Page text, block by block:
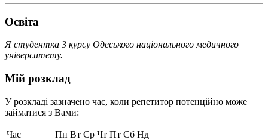
Освiта
Я студентка 3 курсу Одеського національного медичного
університету.
Мій розклад
У розкладі зазначено час, коли репетитор потенційно може
займатися з Вами:
Час Пн Вт Ср Чт Пт Сб Нд